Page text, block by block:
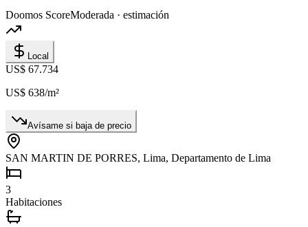
Doomos ScoreModerada · estimación
Local
US$ 67.734
US$ 638/m²
Avísame si baja de precio
SAN MARTIN DE PORRES, Lima, Departamento de Lima
3
Habitaciones